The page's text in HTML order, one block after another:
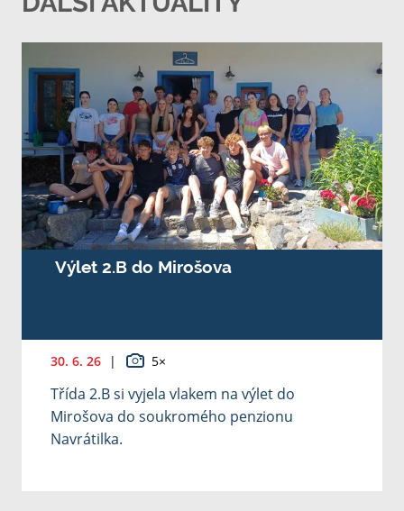
Výlet 2.B do Mirošova
30. 6. 26 | 5×
Třída 2.B si vyjela vlakem na výlet do
Mirošova do soukromého penzionu
Navrátilka.